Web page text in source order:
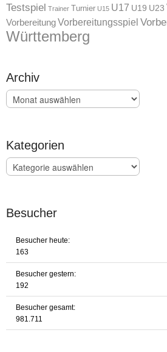
Testspiel Trainer Turnier U15 U17 U19 U23
VorbereitungVorbereitungsspiel
Württemberg
Archiv
Archiv
Kategorien
Kategorien
Besucher
Besucher heute:
163
Besucher gestern:
192
Besucher gesamt:
981.711